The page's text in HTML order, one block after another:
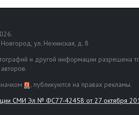
ул. Нехинская, д. 8
и другой информации разрешена
, публикуются на правах рекламы.
СМИ Эл № ФС77-42458 от 27 октября